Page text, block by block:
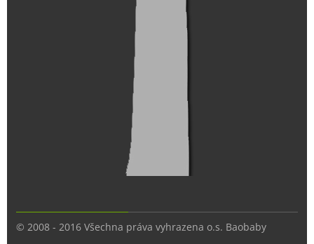
© 2008 - 2016 Všechna práva vyhrazena o.s. Baobaby